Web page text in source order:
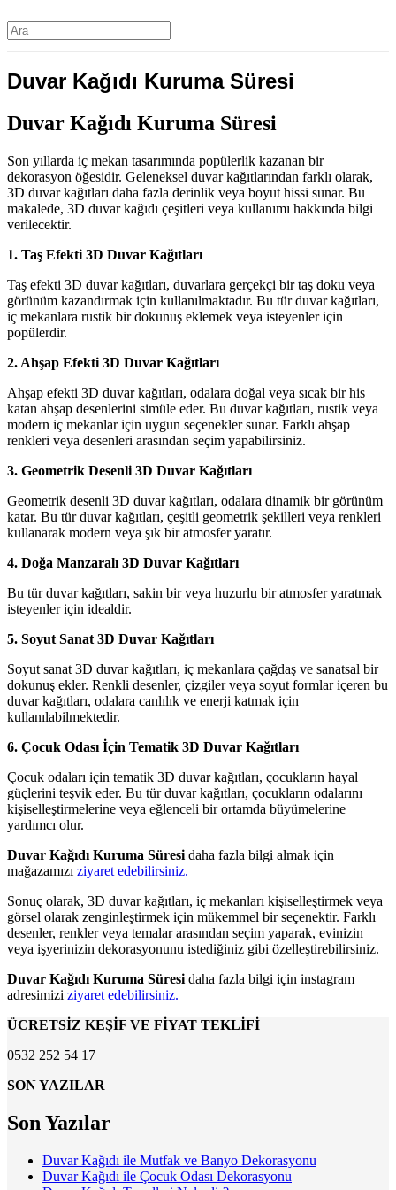
Duvar Kağıdı Kuruma Süresi
Duvar Kağıdı Kuruma Süresi
Son yıllarda iç mekan tasarımında popülerlik kazanan bir
dekorasyon öğesidir. Geleneksel duvar kağıtlarından farklı olarak,
3D duvar kağıtları daha fazla derinlik veya boyut hissi sunar. Bu
makalede, 3D duvar kağıdı çeşitleri veya kullanımı hakkında bilgi
verilecektir.
1. Taş Efekti 3D Duvar Kağıtları
Taş efekti 3D duvar kağıtları, duvarlara gerçekçi bir taş doku veya
görünüm kazandırmak için kullanılmaktadır. Bu tür duvar kağıtları,
iç mekanlara rustik bir dokunuş eklemek veya isteyenler için
popülerdir.
2. Ahşap Efekti 3D Duvar Kağıtları
Ahşap efekti 3D duvar kağıtları, odalara doğal veya sıcak bir his
katan ahşap desenlerini simüle eder. Bu duvar kağıtları, rustik veya
modern iç mekanlar için uygun seçenekler sunar. Farklı ahşap
renkleri veya desenleri arasından seçim yapabilirsiniz.
3. Geometrik Desenli 3D Duvar Kağıtları
Geometrik desenli 3D duvar kağıtları, odalara dinamik bir görünüm
katar. Bu tür duvar kağıtları, çeşitli geometrik şekilleri veya renkleri
kullanarak modern veya şık bir atmosfer yaratır.
4. Doğa Manzaralı 3D Duvar Kağıtları
Bu tür duvar kağıtları, sakin bir veya huzurlu bir atmosfer yaratmak
isteyenler için idealdir.
5. Soyut Sanat 3D Duvar Kağıtları
Soyut sanat 3D duvar kağıtları, iç mekanlara çağdaş ve sanatsal bir
dokunuş ekler. Renkli desenler, çizgiler veya soyut formlar içeren bu
duvar kağıtları, odalara canlılık ve enerji katmak için
kullanılabilmektedir.
6. Çocuk Odası İçin Tematik 3D Duvar Kağıtları
Çocuk odaları için tematik 3D duvar kağıtları, çocukların hayal
güçlerini teşvik eder. Bu tür duvar kağıtları, çocukların odalarını
kişiselleştirmelerine veya eğlenceli bir ortamda büyümelerine
yardımcı olur.
Duvar Kağıdı Kuruma Süresi daha fazla bilgi almak için
mağazamızı ziyaret edebilirsiniz.
Sonuç olarak, 3D duvar kağıtları, iç mekanları kişiselleştirmek veya
görsel olarak zenginleştirmek için mükemmel bir seçenektir. Farklı
desenler, renkler veya temalar arasından seçim yaparak, evinizin
veya işyerinizin dekorasyonunu istediğiniz gibi özelleştirebilirsiniz.
Duvar Kağıdı Kuruma Süresi daha fazla bilgi için instagram
adresimizi ziyaret edebilirsiniz.
ÜCRETSİZ KEŞİF VE FİYAT TEKLİFİ
0532 252 54 17
SON YAZILAR
Son Yazılar
Duvar Kağıdı ile Mutfak ve Banyo Dekorasyonu
Duvar Kağıdı ile Çocuk Odası Dekorasyonu